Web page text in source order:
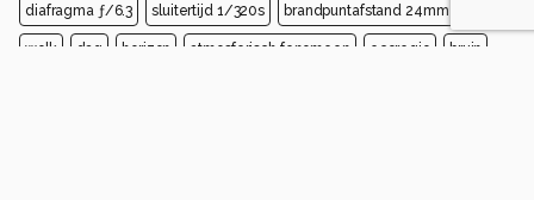
diafragma ƒ/6.3 sluitertijd 1/320s brandpuntafstand 24mm
wolk dag horizon atmosferisch fenomeen ecoregio bruin